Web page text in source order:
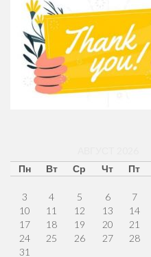
Пн
Вт Ср Чт Пт
3
4 5 6 7
10
11 12 13 14
17
18 19 20 21
24
25 26 27 28
31